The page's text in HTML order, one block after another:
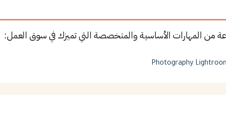
من المهارات الأساسية والمتخصصة التي تميزك في سوق العمل:
Photography